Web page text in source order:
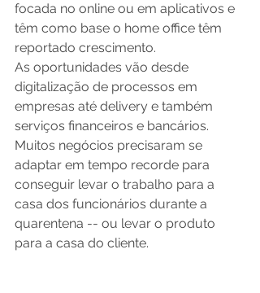
focada no online ou em aplicativos e
têm como base o home office têm
reportado crescimento.
As oportunidades vão desde
digitalização de processos em
empresas até delivery e também
serviços financeiros e bancários.
Muitos negócios precisaram se
adaptar em tempo recorde para
conseguir levar o trabalho para a
casa dos funcionários durante a
quarentena -- ou levar o produto
para a casa do cliente.